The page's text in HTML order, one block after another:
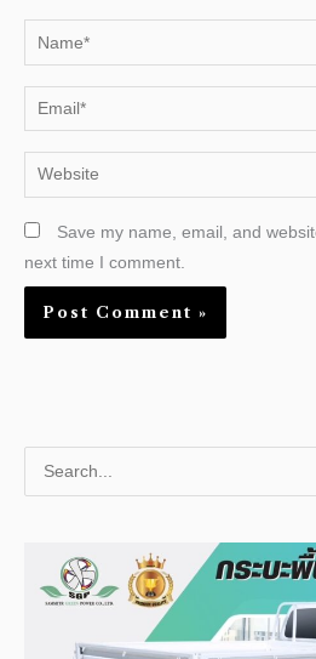
Name*
Email*
Website
Save my name, email, and
next time I comment.